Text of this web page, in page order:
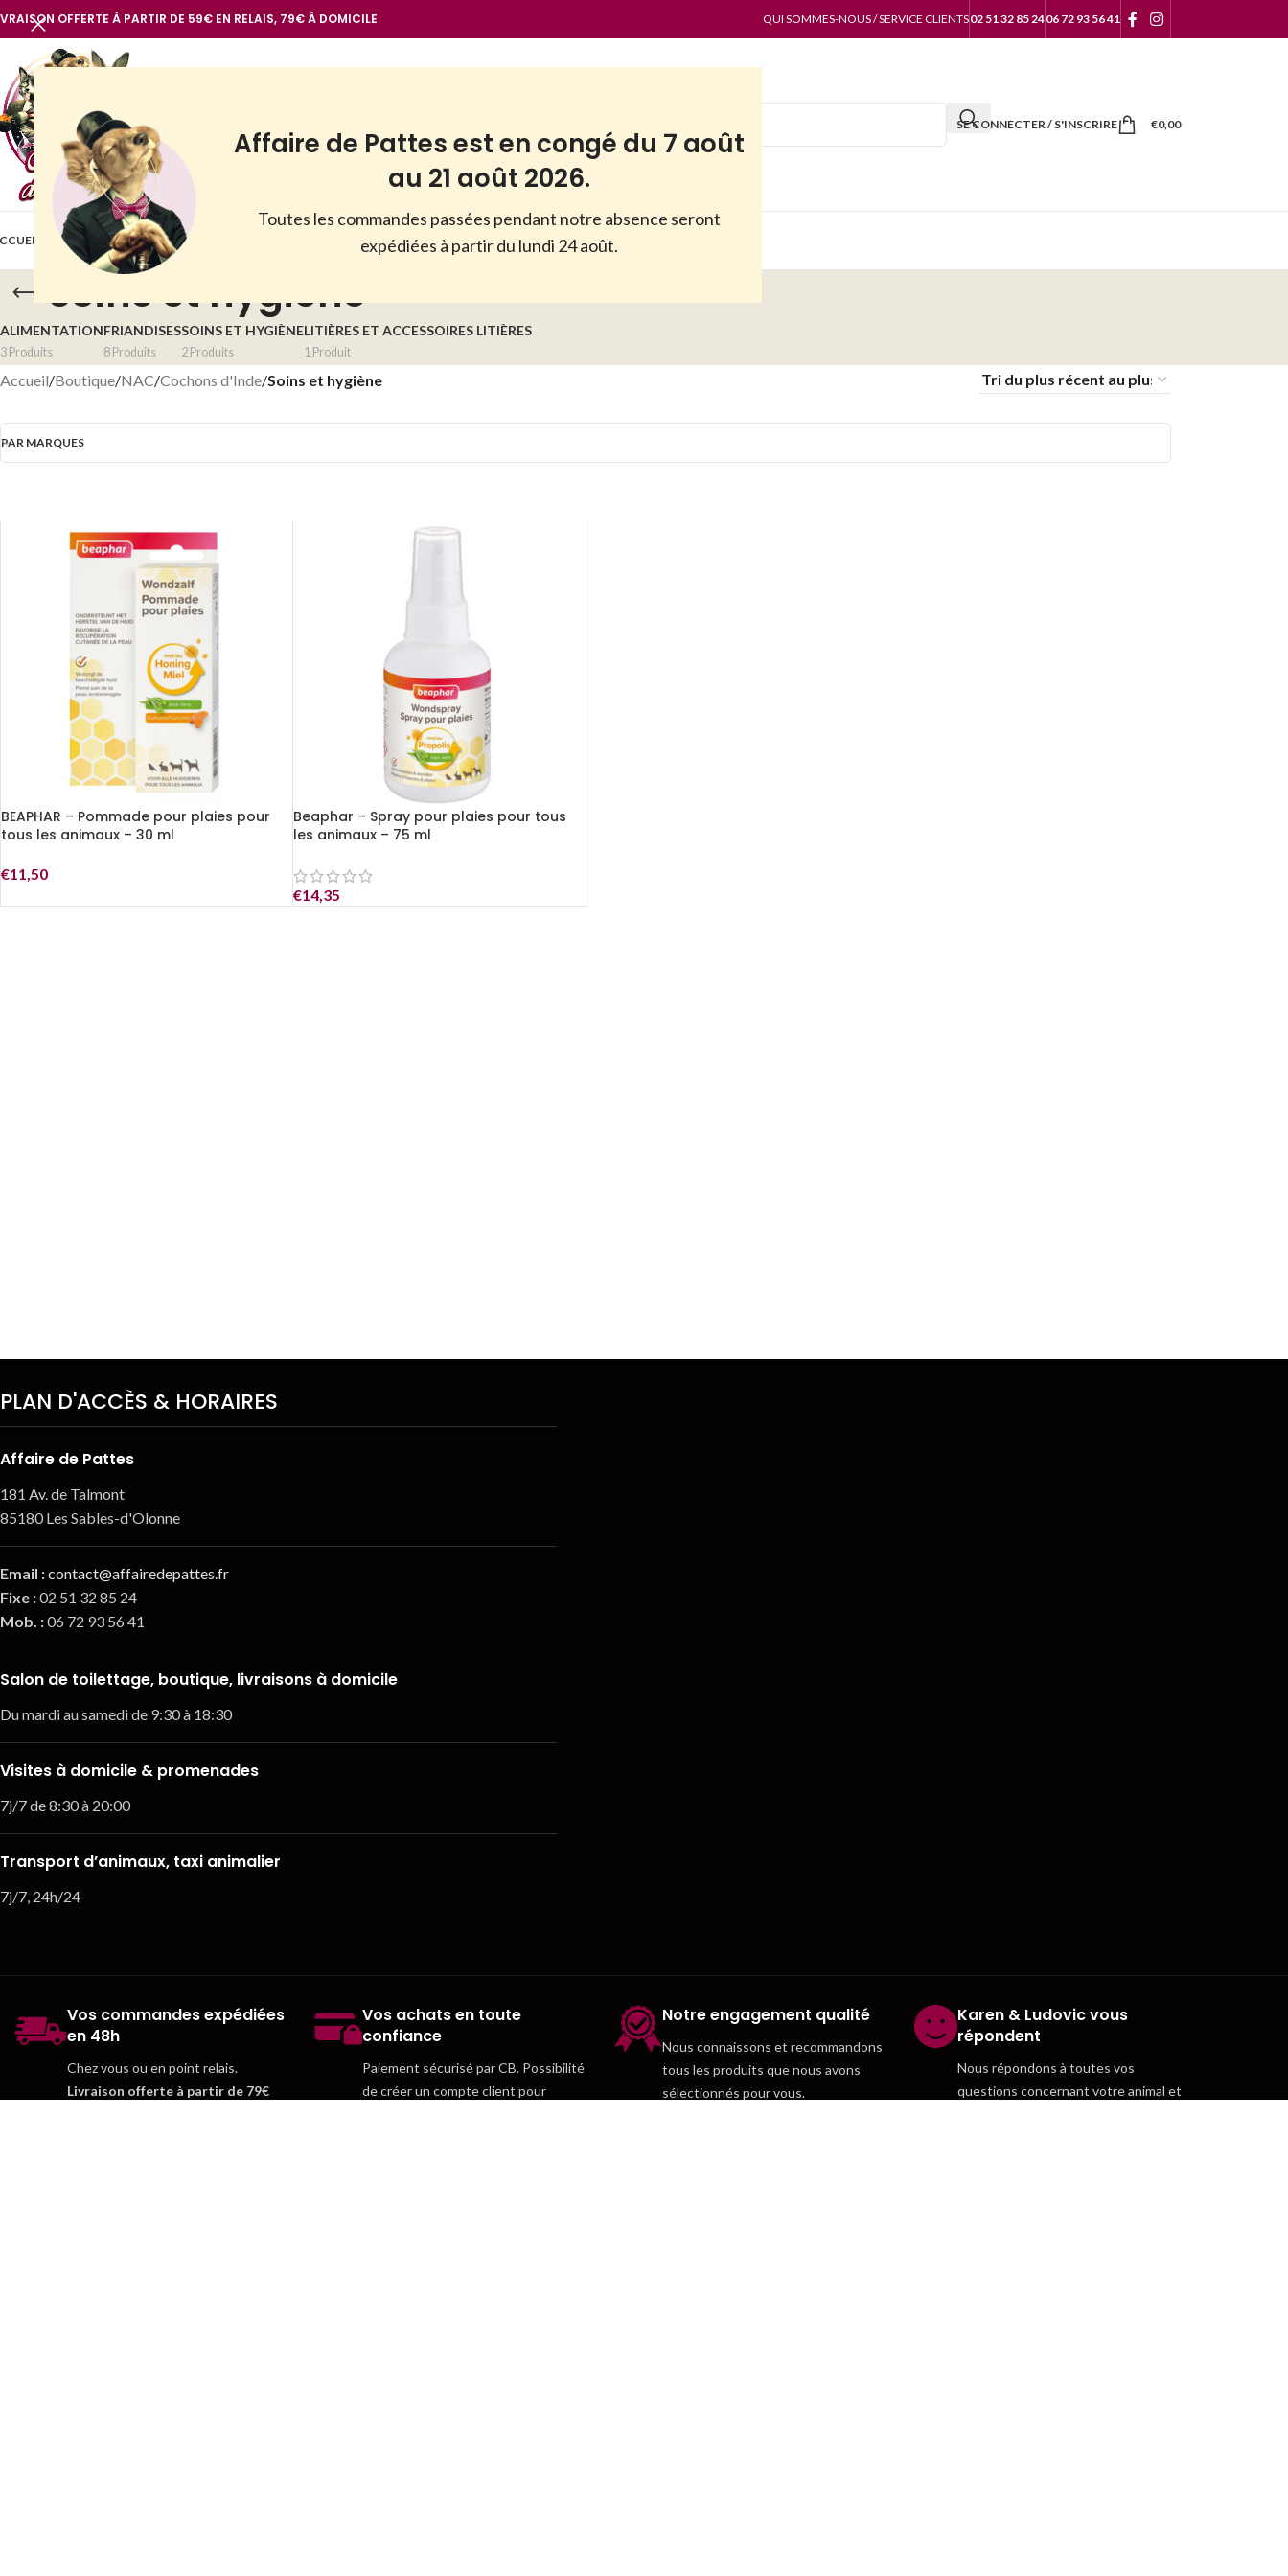
Affaire de Pattes est en congé du 7 août
au 21 août 2026.
Toutes les commandes passées pendant notre absence seront
expédiées à partir du lundi 24 août.
OFFERTE À PARTIR DE 59€ EN RELAIS, 79€ À DOMICILE QUI SOMMES-NOUS / SERVICE CLIENTS02 51 32 85 2406 72 93 56 41
SE CONNECTER / S'INSCRIRE €0,00
VOIR TOUT
BOUTIQUE
NOTRE MARQUE CHATSAUTRES PAR MARQUESANTI-GASPI
Soins et hygiène
ALIMENTATION
3 Produits
FRIANDISES
8 Produits
SOINS ET HYGIÈNE
2 Produits
LITIÈRES ET ACCESSOIRES LITIÈRES
1 Produit
Accueil/Boutique/NAC/Cochons d'Inde/Soins et hygiène
PAR MARQUES
BEAPHAR – Pommade pour plaies pour
tous les animaux – 30 ml
€11,50
Beaphar – Spray pour plaies pour tous
les animaux – 75 ml
€14,35
PLAN D'ACCÈS & HORAIRES
Affaire de Pattes
181 Av. de Talmont
85180 Les Sables-d'Olonne
Email :contact@affairedepattes.fr
Fixe :02 51 32 85 24
Mob. :06 72 93 56 41
Salon de toilettage, boutique, livraisons à domicile
Du mardi au samedi de 9:30 à 18:30
Visites à domicile & promenades
7j/7 de 8:30 à 20:00
Transport d’animaux, taxi animalier
7j/7, 24h/24
Vos commandes expédiées
en 48h
Chez vous ou en point relais.
Livraison offerte à partir de 79€
Vos achats en toute
confiance
Paiement sécurisé par CB. Possibilité
de créer un compte client pour
Notre engagement qualité
Nous connaissons et recommandons
tous les produits que nous avons
sélectionnés pour vous.
Karen & Ludovic vous
répondent
Nous répondons à toutes vos
questions concernant votre animal et